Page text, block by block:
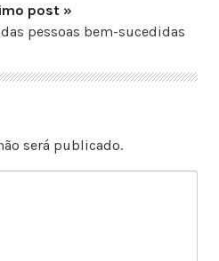
post »
pessoas bem-sucedidas
será publicado.